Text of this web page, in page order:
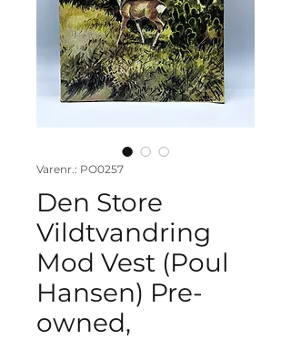
Varenr.: PO0257
Den Store
Vildtvandring
Mod Vest (Poul
Hansen) Pre-
owned,